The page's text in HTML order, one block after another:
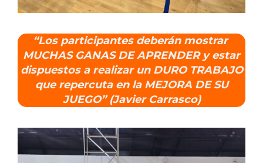
“Los participantes deberán mostrar
MUCHAS GANAS DE APRENDER y estar
dispuestos a realizar un DURO TRABAJO
que repercuta en la MEJORA DE SU
JUEGO” (Javier Carrasco)